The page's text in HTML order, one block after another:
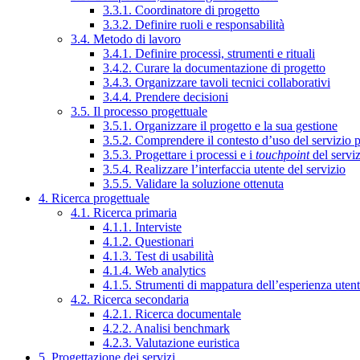
3.3.1. Coordinatore di progetto
3.3.2. Definire ruoli e responsabilità
3.4. Metodo di lavoro
3.4.1. Definire processi, strumenti e rituali
3.4.2. Curare la documentazione di progetto
3.4.3. Organizzare tavoli tecnici collaborativi
3.4.4. Prendere decisioni
3.5. Il processo progettuale
3.5.1. Organizzare il progetto e la sua gestione
3.5.2. Comprendere il contesto d’uso del servizio
3.5.3. Progettare i processi e i touchpointdel
3.5.4. Realizzare l’interfaccia utente del servizio
3.5.5. Validare la soluzione ottenuta
4. Ricerca progettuale
4.1. Ricerca primaria
4.1.1. Interviste
4.1.2. Questionari
4.1.3. Test di usabilità
4.1.4. Web analytics
4.1.5. Strumenti di mappatura dell’esperienza
4.2. Ricerca secondaria
4.2.1. Ricerca documentale
4.2.2. Analisi benchmark
4.2.3. Valutazione euristica
5. Progettazione dei servizi